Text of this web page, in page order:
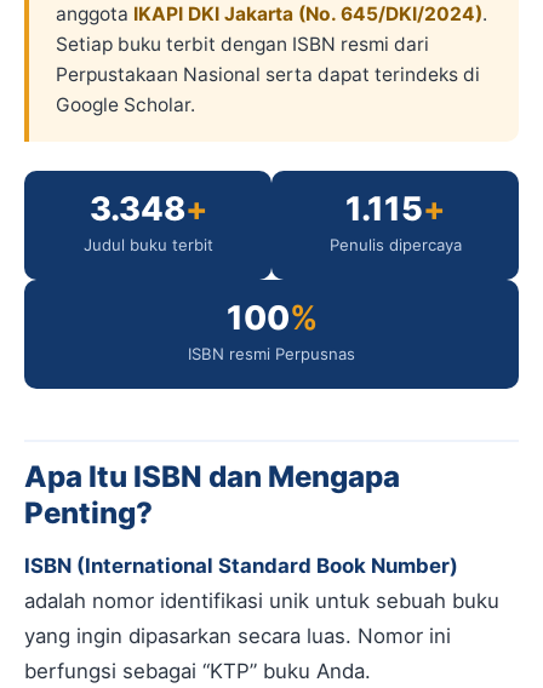
anggota IKAPI DKI Jakarta (No. 645/DKI/2024).
Setiap buku terbit dengan ISBN resmi dari
Perpustakaan Nasional serta dapat terindeks di
Google Scholar.
3.348+
Judul buku terbit
1.115+
Penulis dipercaya
100%
ISBN resmi Perpusnas
Apa Itu ISBN dan Mengapa
Penting?
ISBN (International Standard Book Number)
adalah nomor identifikasi unik untuk sebuah buku
yang ingin dipasarkan secara luas. Nomor ini
berfungsi sebagai “KTP” buku Anda.